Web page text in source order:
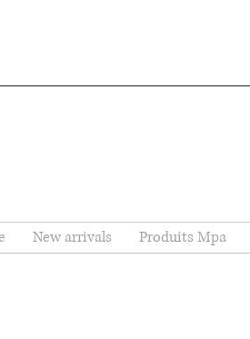
New arrivals Produits Mpa